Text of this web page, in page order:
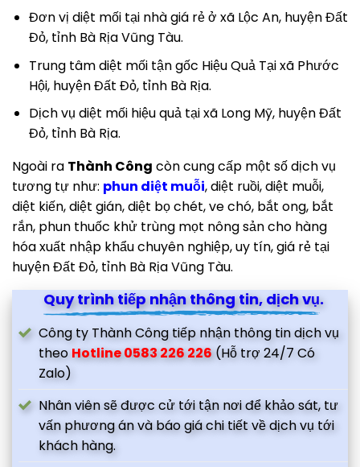
Đơn vị diệt mối tại nhà giá rẻ ở xã Lộc An, huyện Đất
Đỏ, tỉnh Bà Rịa Vũng Tàu.
Trung tâm diệt mối tận gốc Hiệu Quả Tại xã Phước
Hội, huyện Đất Đỏ, tỉnh Bà Rịa.
Dịch vụ diệt mối hiệu quả tại xã Long Mỹ, huyện Đất
Đỏ, tỉnh Bà Rịa.
Ngoài ra Thành Công còn cung cấp một số dịch vụ
tương tự như: phun diệt muỗi, diệt ruồi, diệt muỗi,
diệt kiến, diệt gián, diệt bọ chét, ve chó, bắt ong, bắt
rắn, phun thuốc khử trùng mọt nông sản cho hàng
hóa xuất nhập khẩu chuyên nghiệp, uy tín, giá rẻ tại
huyện Đất Đỏ, tỉnh Bà Rịa Vũng Tàu.
Quy trình tiếp nhận thông tin, dịch vụ.
Công ty Thành Công tiếp nhận thông tin dịch vụ
theo Hotline 0583 226 226(Hỗ trợ 24/7 Có
Zalo)
Nhân viên sẽ được cử tới tận nơi để khảo sát, tư
vấn phương án và báo giá chi tiết về dịch vụ tới
khách hàng.